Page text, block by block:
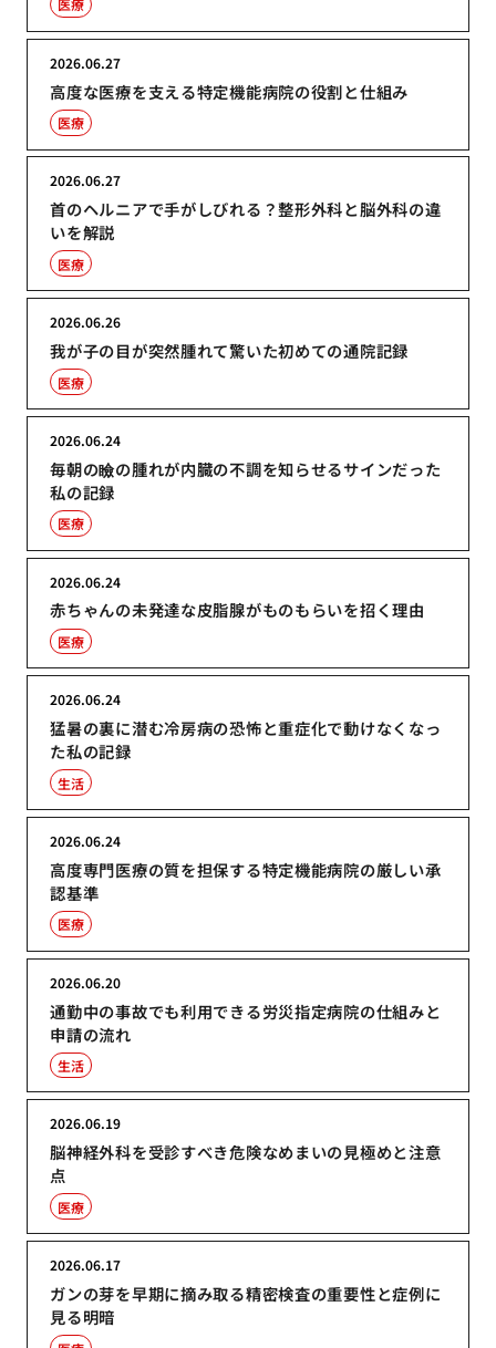
医療
高度な医療を支える特定機能病院の役割と仕組み
2026.06.27
医療
首のヘルニアで手がしびれる？整形外科と脳外科の違
いを解説
2026.06.27
医療
我が子の目が突然腫れて驚いた初めての通院記録
2026.06.26
医療
毎朝の瞼の腫れが内臓の不調を知らせるサインだった
私の記録
2026.06.24
医療
赤ちゃんの未発達な皮脂腺がものもらいを招く理由
2026.06.24
医療
猛暑の裏に潜む冷房病の恐怖と重症化で動けなくなっ
た私の記録
2026.06.24
生活
高度専門医療の質を担保する特定機能病院の厳しい承
認基準
2026.06.24
医療
通勤中の事故でも利用できる労災指定病院の仕組みと
申請の流れ
2026.06.20
生活
脳神経外科を受診すべき危険なめまいの見極めと注意
点
2026.06.19
医療
ガンの芽を早期に摘み取る精密検査の重要性と症例に
見る明暗
2026.06.17